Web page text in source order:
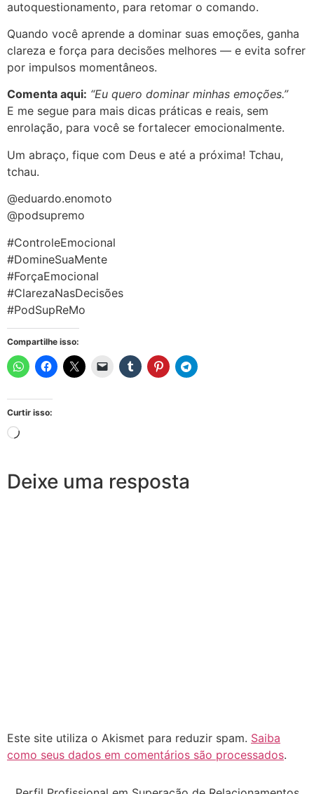
autoquestionamento, para retomar o comando.
Quando você aprende a dominar suas emoções, ganha
clareza e força para decisões melhores — e evita sofrer
por impulsos momentâneos.
Comenta aqui: “Eu quero dominar minhas emoções.”
E me segue para mais dicas práticas e reais, sem
enrolação, para você se fortalecer emocionalmente.
Um abraço, fique com Deus e até a próxima! Tchau,
tchau.
@eduardo.enomoto
@podsupremo
#ControleEmocional
#DomineSuaMente
#ForçaEmocional
#ClarezaNasDecisões
#PodSupReMo
Compartilhe isso:
Curtir isso:
Deixe uma resposta
Este site utiliza o Akismet para reduzir spam. Saiba
como seus dados em comentários são processados.